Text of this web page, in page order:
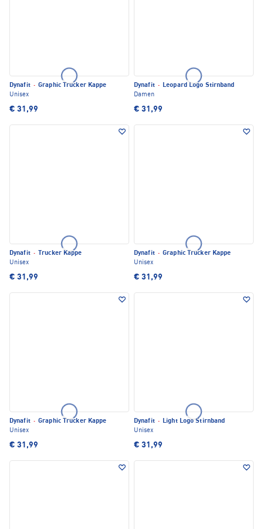
Dynafit · Graphic Trucker Kappe
Unisex
€ 31,99
Dynafit · Leopard Logo Stirnband
Damen
€ 31,99
Dynafit ·
Trucker Kappe
Unisex
€ 31,99
Dynafit · Graphic Trucker Kappe
Unisex
€ 31,99
Dynafit · Graphic Trucker Kappe
Unisex
€ 31,99
Dynafit · Light Logo Stirnband
Unisex
€ 31,99